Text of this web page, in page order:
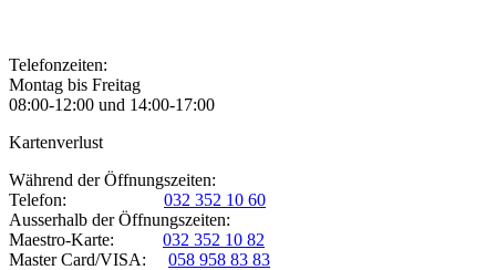
Telefonzeiten:
Montag bis Freitag
08:00-12:00 und 14:00-17:00
Kartenverlust
Während der Öffnungszeiten:
Telefon: 032 352 10 60
Ausserhalb der Öffnungszeiten:
Maestro-Karte: 032 352 10 82
Master Card/VISA: 058 958 83 83